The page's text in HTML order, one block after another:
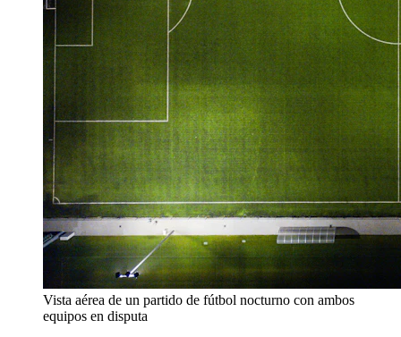
Vista aérea de un partido de fútbol nocturno con ambos
equipos en disputa